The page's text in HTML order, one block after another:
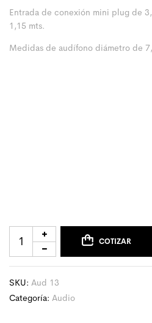
Entrada de conexión mini plug de
1,15 mts.
Medidas de audífono diámetro de
COTIZAR
SKU: Aud 13
Categoría: Audio